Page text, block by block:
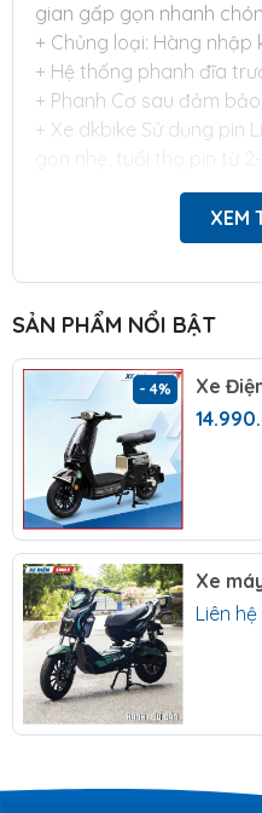
gian gấp gọn nhanh
+ Chủng loại: Hàng nhập
+ Hệ thống phanh đĩa
+ Phanh Cơ sau đảm
+ Xe dkbike Sử dụng pin
Quãng đường tối ưu:55-
Thời gian sạc: 5-7h
https://
hanh-san-pham
Lý do nhiều khách
chọn Xe điện Smile:
✅ Xe chính hãng, nói
✅Giá luôn tốt nhất
✅Tư vấn đủ và đúng nhu
✅ Có ưu đãi cho khách
✅Làm việc có trách
thừa
Chưa hết đâu bạn ơi,
đặc biệt sau đây nữa:
Các Chương trình
khóa...)
XEM
SẢN PHẨM NỔI BẬT
- 4%
Liên hệ